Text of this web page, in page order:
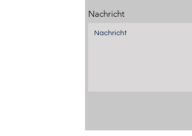
Nachricht